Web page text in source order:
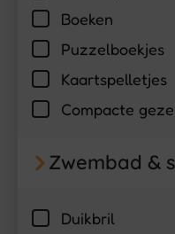
Boeken
Puzzelboekjes
Kaartspelletjes
Compacte
Zwembad &
Duikbril